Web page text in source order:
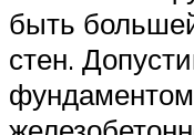
быть
стен.